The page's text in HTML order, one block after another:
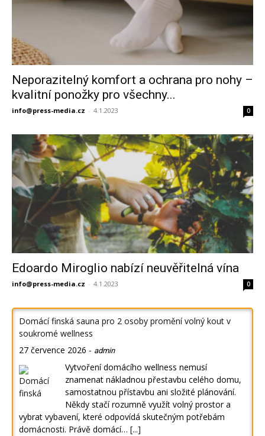
Neporazitelný komfort a ochrana pro nohy –
kvalitní ponožky pro všechny...
info@press-media.cz - 4.1.2023 0
Edoardo Miroglio nabízí neuvěřitelná vína
info@press-media.cz - 4.1.2023 0
Domácí finská sauna pro 2 osoby promění volný kout v
soukromé wellness
27 července 2026 - admin
Vytvoření domácího wellness nemusí
znamenat nákladnou přestavbu celého domu,
samostatnou přístavbu ani složité plánování.
Někdy stačí rozumně využít volný prostor a
vybrat vybavení, které odpovídá skutečným potřebám
domácnosti. Právě domácí… [...]